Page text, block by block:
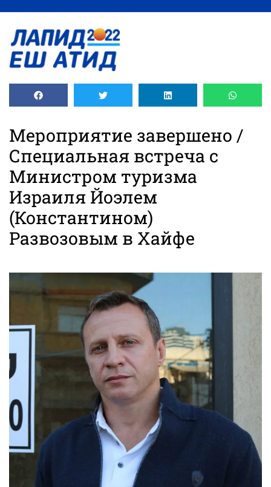
Мероприятие завершено /
Специальная встреча с
Министром туризма
Израиля Йоэлем
(Константином)
Развозовым в Хайфе